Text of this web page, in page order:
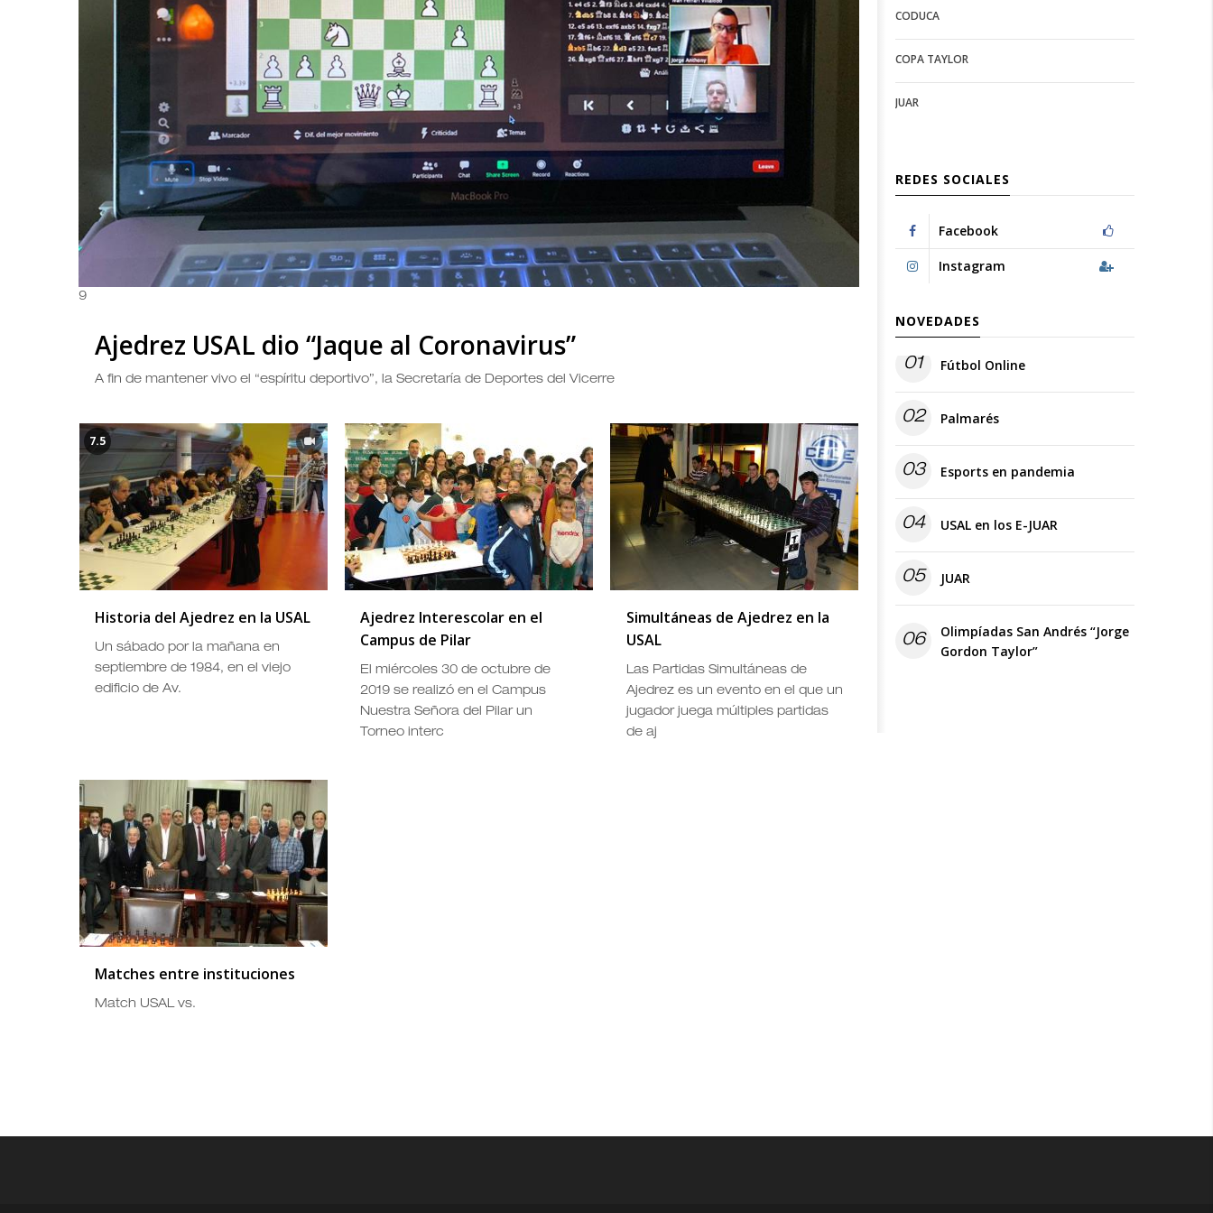
9
Ajedrez USAL dio “Jaque al Coronavirus”
A fin de mantener vivo el “espíritu deportivo”, la Secretaría de Deportes del Vicerre
7.5
Historia del Ajedrez en la USAL
Un sábado por la mañana en
septiembre de 1984, en el viejo
edificio de Av.
Ajedrez Interescolar en el
Campus de Pilar
El miércoles 30 de octubre de
2019 se realizó en el Campus
Nuestra Señora del Pilar un
Torneo interc
Simultáneas de Ajedrez en la
USAL
Las Partidas Simultáneas de
Ajedrez es un evento en el que un
jugador juega múltiples partidas
de aj
Matches entre instituciones
Match USAL vs.
configuration
options
options
CODUCA
COPA TAYLOR
JUAR
REDES SOCIALES
Facebook
Instagram
NOVEDADES
01 Fútbol Online
02 Palmarés
03 Esports en pandemia
04 USAL en los E-JUAR
05 JUAR
06
Olimpíadas San Andrés “Jorge
Gordon Taylor”